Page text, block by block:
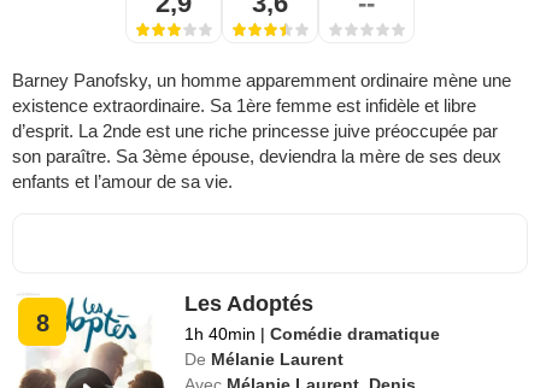
Barney Panofsky, un homme apparemment ordinaire mène une
existence extraordinaire. Sa 1ère femme est infidèle et libre
d’esprit. La 2nde est une riche princesse juive préoccupée par
son paraître. Sa 3ème épouse, deviendra la mère de ses deux
enfants et l’amour de sa vie.
8
Les Adoptés
1h 40min | Comédie dramatique
De Mélanie Laurent
Avec Mélanie Laurent Denis